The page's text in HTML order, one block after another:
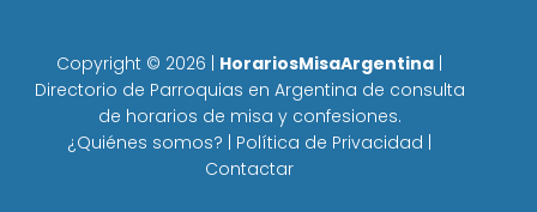
Copyright © 2026 HorariosMisaArgentina
Directorio de Parroquias en Argentina de consulta
de horarios de misa y confesiones.
¿Quiénes somos?
Política de Privacidad
Contactar